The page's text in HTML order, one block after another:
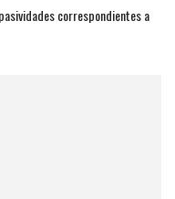
correspondientes a